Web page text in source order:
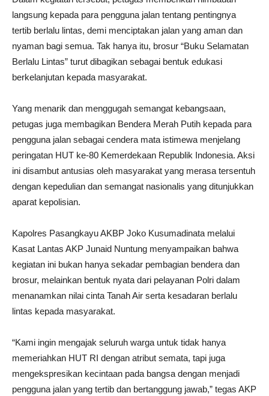
langsung kepada para pengguna jalan tentang pentingnya
tertib berlalu lintas, demi menciptakan jalan yang aman dan
nyaman bagi semua. Tak hanya itu, brosur “Buku Selamatan
Berlalu Lintas” turut dibagikan sebagai bentuk edukasi
berkelanjutan kepada masyarakat.
Yang menarik dan menggugah semangat kebangsaan,
petugas juga membagikan Bendera Merah Putih kepada para
pengguna jalan sebagai cendera mata istimewa menjelang
peringatan HUT ke-80 Kemerdekaan Republik Indonesia. Aksi
ini disambut antusias oleh masyarakat yang merasa tersentuh
dengan kepedulian dan semangat nasionalis yang ditunjukkan
aparat kepolisian.
Kapolres Pasangkayu AKBP Joko Kusumadinata melalui
Kasat Lantas AKP Junaid Nuntung menyampaikan bahwa
kegiatan ini bukan hanya sekadar pembagian bendera dan
brosur, melainkan bentuk nyata dari pelayanan Polri dalam
menanamkan nilai cinta Tanah Air serta kesadaran berlalu
lintas kepada masyarakat.
“Kami ingin mengajak seluruh warga untuk tidak hanya
memeriahkan HUT RI dengan atribut semata, tapi juga
mengekspresikan kecintaan pada bangsa dengan menjadi
pengguna jalan yang tertib dan bertanggung jawab,” tegas AKP